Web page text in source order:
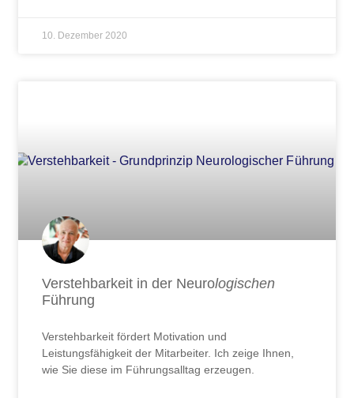
10. Dezember 2020
Verstehbarkeit in der Neurologischen
Führung
Verstehbarkeit fördert Motivation und
Leistungsfähigkeit der Mitarbeiter. Ich zeige Ihnen,
wie Sie diese im Führungsalltag erzeugen.